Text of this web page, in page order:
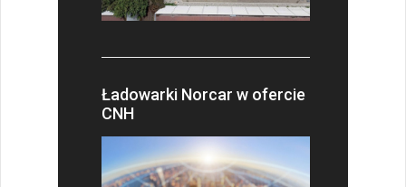
Ładowarki Norcar w ofercie
CNH